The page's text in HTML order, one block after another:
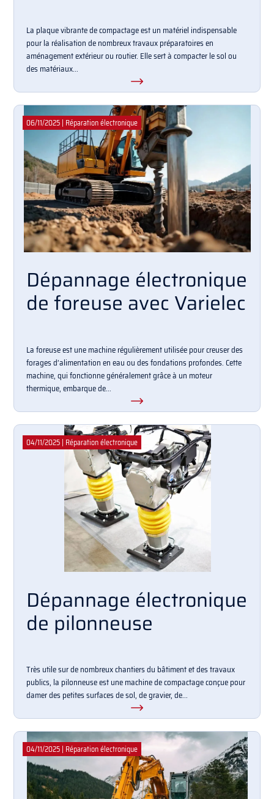
La plaque vibrante de compactage est un matériel indispensable
pour la réalisation de nombreux travaux préparatoires en
aménagement extérieur ou routier. Elle sert à compacter le sol ou
des matériaux...
06/11/2025 | Réparation électronique
Dépannage électronique
de foreuse avec Varielec
La foreuse est une machine régulièrement utilisée pour creuser des
forages d’alimentation en eau ou des fondations profondes. Cette
machine, qui fonctionne généralement grâce à un moteur
thermique, embarque de...
04/11/2025 | Réparation électronique
Dépannage électronique
de pilonneuse
Très utile sur de nombreux chantiers du bâtiment et des travaux
publics, la pilonneuse est une machine de compactage conçue pour
damer des petites surfaces de sol, de gravier, de...
04/11/2025 | Réparation électronique